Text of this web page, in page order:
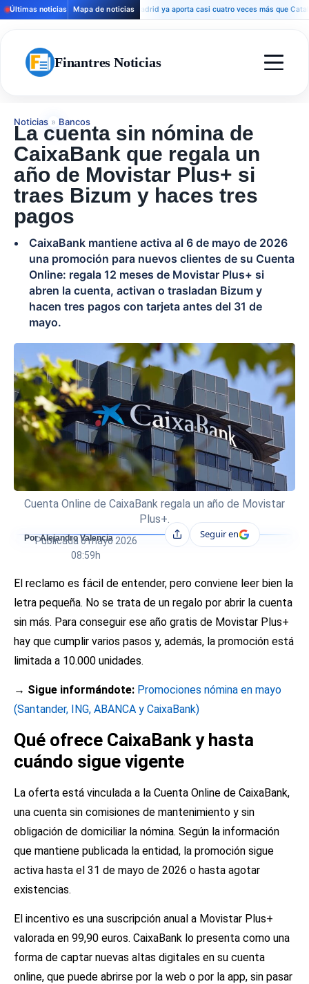
Últimas noticias Mapa de noticiasMadrid ya aporta casi cuatro veces más que Cataluña
Finantres Noticias
Noticias » Bancos
La cuenta sin nómina de
CaixaBank que regala un
año de Movistar Plus+ si
traes Bizum y haces tres
pagos
CaixaBank mantiene activa al 6 de mayo de 2026
una promoción para nuevos clientes de su Cuenta
Online: regala 12 meses de Movistar Plus+ si
abren la cuenta, activan o trasladan Bizum y
hacen tres pagos con tarjeta antes del 31 de
mayo.
Cuenta Online de CaixaBank regala un año de Movistar
Plus+.
Por Alejandro Valencia
Publicada 6 mayo 2026
08:59h
CompartirSeguir en
El reclamo es fácil de entender, pero conviene leer bien la
letra pequeña. No se trata de un regalo por abrir la cuenta
sin más. Para conseguir ese año gratis de Movistar Plus+
hay que cumplir varios pasos y, además, la promoción está
limitada a 10.000 unidades.
→ Sigue informándote: Promociones nómina en mayo
(Santander, ING, ABANCA y CaixaBank)
Qué ofrece CaixaBank y hasta
cuándo sigue vigente
La oferta está vinculada a la Cuenta Online de CaixaBank,
una cuenta sin comisiones de mantenimiento y sin
obligación de domiciliar la nómina. Según la información
que mantiene publicada la entidad, la promoción sigue
activa hasta el 31 de mayo de 2026 o hasta agotar
existencias.
El incentivo es una suscripción anual a Movistar Plus+
valorada en 99,90 euros. CaixaBank lo presenta como una
forma de captar nuevas altas digitales en su cuenta
online, que puede abrirse por la web o por la app, sin pasar